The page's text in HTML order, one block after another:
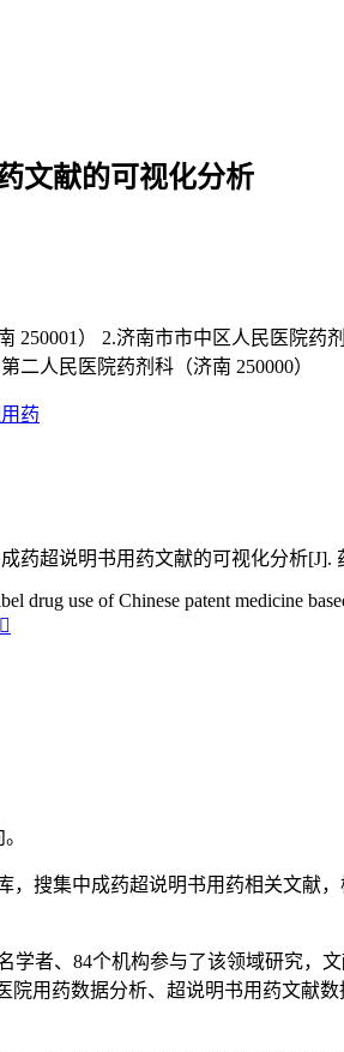
文献的可视化分析
250001） 2.济南市市中区人民医院药
二人民医院药剂科（济南 250000）
药
药超说明书用药文献的可视化分析[J].
drug use of Chinese patent medicine

，搜集中成药超说明书用药相关文献
学者、84个机构参与了该领域研究
院用药数据分析、超说明书用药文